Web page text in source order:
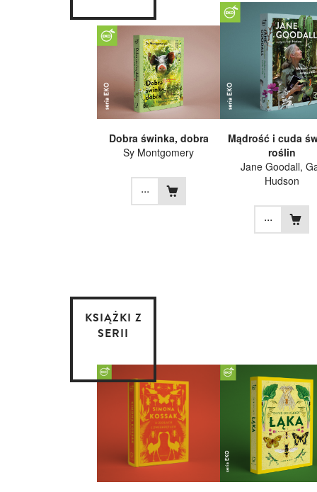
Dobra świnka, dobra
Sy Montgomery
...
Mądrość i cuda
roślin
Jane Goodall,
Hudson
...
KSIĄŻKI Z
SERII